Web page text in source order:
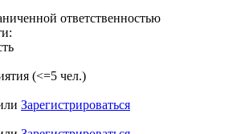
ответственностью
(<=5 чел.)
Зарегистрироваться